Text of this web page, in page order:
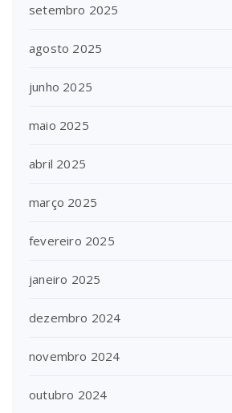
setembro 2025
agosto 2025
junho 2025
maio 2025
abril 2025
março 2025
fevereiro 2025
janeiro 2025
dezembro 2024
novembro 2024
outubro 2024